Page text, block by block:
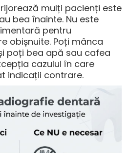
mulți pacienți este
bea înainte. Nu este
pentru
obișnuite. Poți mânca
poți bea apă sau cafea
cazului în care
indicații contrare.